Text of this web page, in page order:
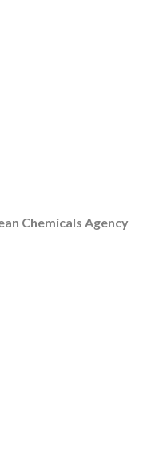
Chemicals Agency